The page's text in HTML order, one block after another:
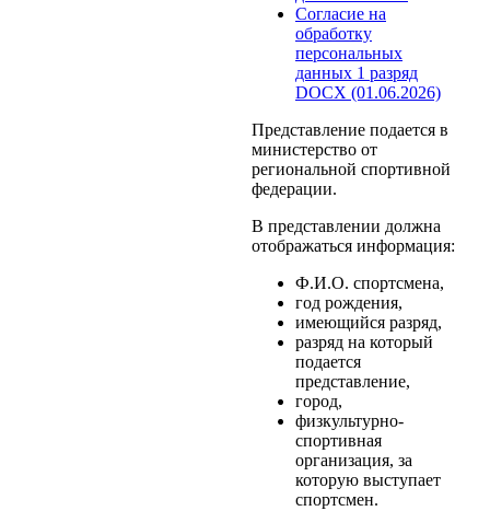
Согласие на
обработку
персональных
данных 1 разряд
DOCX (01.06.2026)
Представление подается в
министерство от
региональной спортивной
федерации.
В представлении должна
отображаться информация:
Ф.И.О. спортсмена,
год рождения,
имеющийся разряд,
разряд на который
подается
представление,
город,
физкультурно-
спортивная
организация, за
которую выступает
спортсмен.